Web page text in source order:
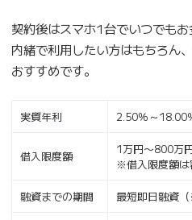
契約後はスマホ1台でいつでも
内緒で利用したい方はもちろん
おすすめです。
実質年利 2.50％～18.00
借入限度額
1万円〜800万
※借入限度額は
融資までの期間 最短即日融資（